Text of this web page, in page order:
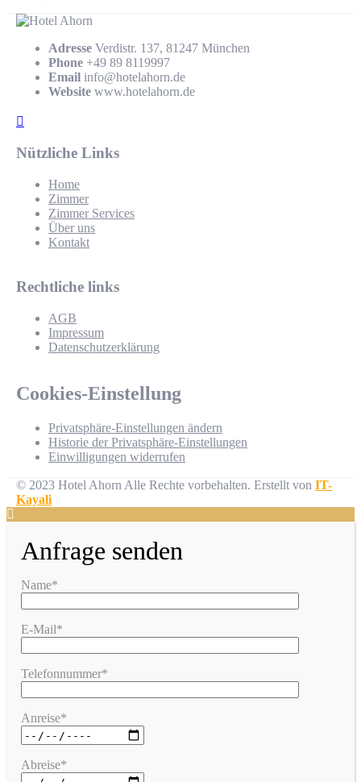
Adresse Verdistr. 137, 81247 München
Phone +49 89 8119997
Email info@hotelahorn.de
Website www.hotelahorn.de
Nützliche Links
Home
Zimmer
Zimmer Services
Über uns
Kontakt
Rechtliche links
AGB
Impressum
Datenschutzerklärung
Cookies-Einstellung
Privatsphäre-Einstellungen ändern
Historie der Privatsphäre-Einstellungen
Einwilligungen widerrufen
© 2023 Hotel Ahorn Alle Rechte vorbehalten. Erstellt von IT-
Kayali
Anfrage senden
Name*
E-Mail*
Telefonnummer*
Anreise*
Abreise*